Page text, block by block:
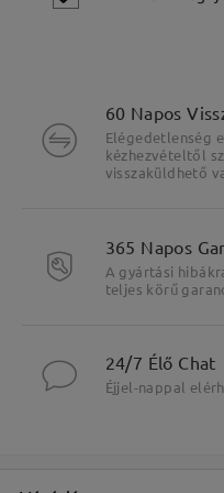
Fő
60 Napos
Elégedetlenség
kézhezvételtől
visszaküldhető
365 Napos
A gyártási
teljes körű
24/7 Élő Chat
Éjjel-nappal